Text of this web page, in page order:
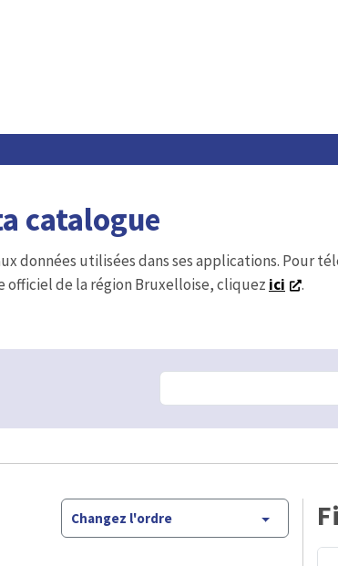
catalogue
données utilisées dans ses applications. Pour
officiel de la région Bruxelloise, cliquez ici .
Changez l'ordre